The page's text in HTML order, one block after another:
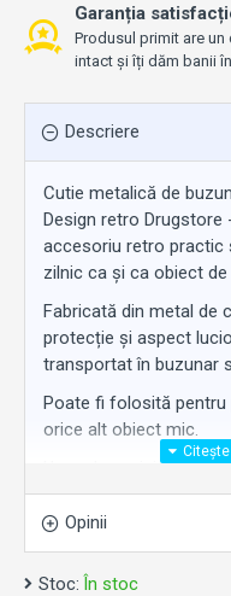
Garanția
Produsul primit are
intact și îți dăm banii
Descriere
Cutie metalică de
Design retro Drugstore
accesoriu retro practic
zilnic ca și ca obiect
Fabricată din metal de
protecție și aspect
transportat în buzunar
Poate fi folosită pentru
orice alt obiect mic.
Un cadou original
Opinii
Stoc: În stoc